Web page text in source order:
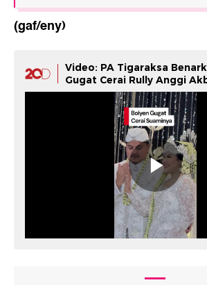
(gaf/eny)
Video: PA Tigaraksa
Gugat Cerai Rully Anggi